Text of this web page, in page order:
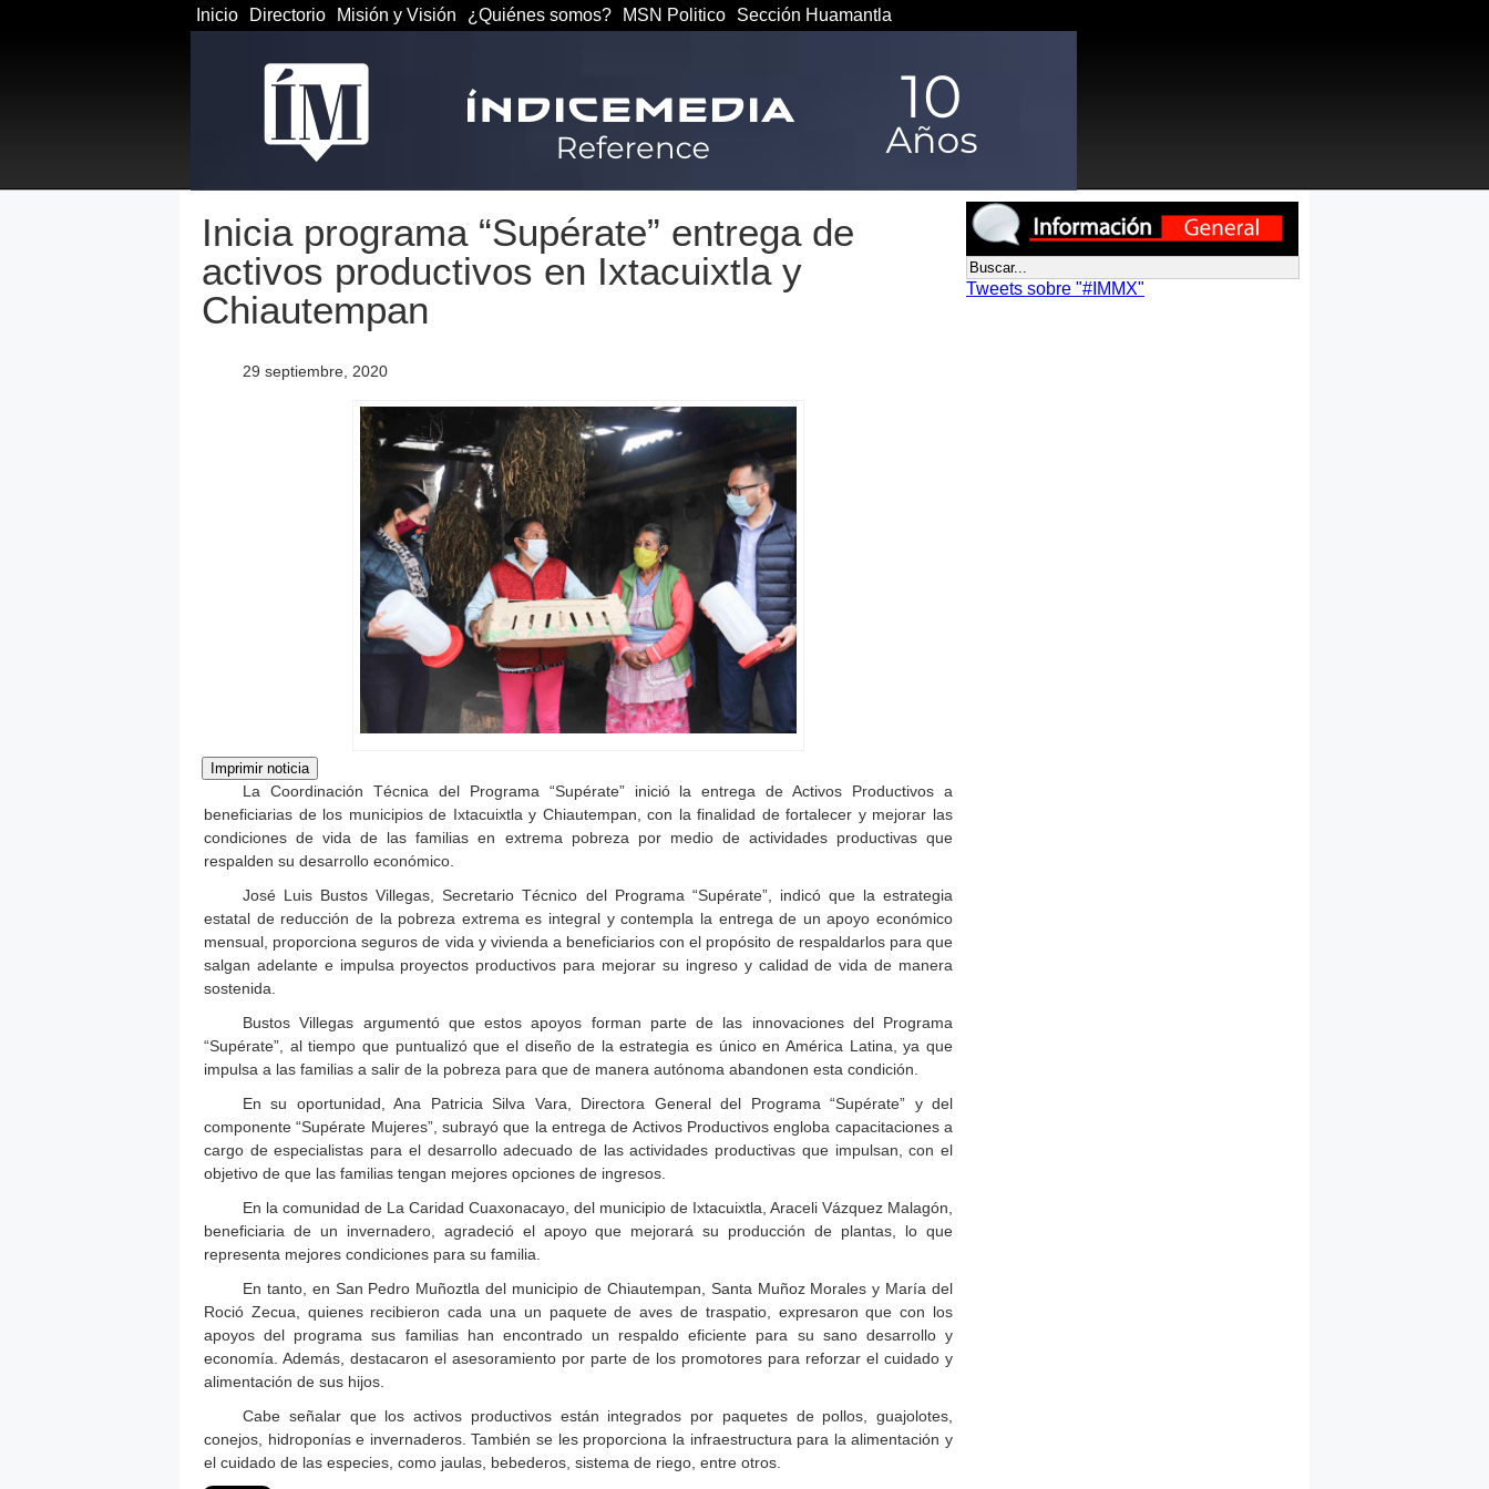
Inicio Directorio Misión y Visión ¿Quiénes somos? MSN Politico Sección Huamantla
Inicia programa “Supérate” entrega de
activos productivos en Ixtacuixtla y
Chiautempan
29 septiembre, 2020
La Coordinación Técnica del Programa “Supérate” inició la entrega de Activos Productivos a
beneficiarias de los municipios de Ixtacuixtla y Chiautempan, con la finalidad de fortalecer y mejorar las
condiciones de vida de las familias en extrema pobreza por medio de actividades productivas que
respalden su desarrollo económico.
José Luis Bustos Villegas, Secretario Técnico del Programa “Supérate”, indicó que la estrategia
estatal de reducción de la pobreza extrema es integral y contempla la entrega de un apoyo económico
mensual, proporciona seguros de vida y vivienda a beneficiarios con el propósito de respaldarlos para que
salgan adelante e impulsa proyectos productivos para mejorar su ingreso y calidad de vida de manera
sostenida.
Bustos Villegas argumentó que estos apoyos forman parte de las innovaciones del Programa
“Supérate”, al tiempo que puntualizó que el diseño de la estrategia es único en América Latina, ya que
impulsa a las familias a salir de la pobreza para que de manera autónoma abandonen esta condición.
En su oportunidad, Ana Patricia Silva Vara, Directora General del Programa “Supérate” y del
componente “Supérate Mujeres”, subrayó que la entrega de Activos Productivos engloba capacitaciones a
cargo de especialistas para el desarrollo adecuado de las actividades productivas que impulsan, con el
objetivo de que las familias tengan mejores opciones de ingresos.
En la comunidad de La Caridad Cuaxonacayo, del municipio de Ixtacuixtla, Araceli Vázquez Malagón,
beneficiaria de un invernadero, agradeció el apoyo que mejorará su producción de plantas, lo que
representa mejores condiciones para su familia.
En tanto, en San Pedro Muñoztla del municipio de Chiautempan, Santa Muñoz Morales y María del
Roció Zecua, quienes recibieron cada una un paquete de aves de traspatio, expresaron que con los
apoyos del programa sus familias han encontrado un respaldo eficiente para su sano desarrollo y
economía. Además, destacaron el asesoramiento por parte de los promotores para reforzar el cuidado y
alimentación de sus hijos.
Cabe señalar que los activos productivos están integrados por paquetes de pollos, guajolotes,
conejos, hidroponías e invernaderos. También se les proporciona la infraestructura para la alimentación y
el cuidado de las especies, como jaulas, bebederos, sistema de riego, entre otros.
Tweets sobre "#IMMX"